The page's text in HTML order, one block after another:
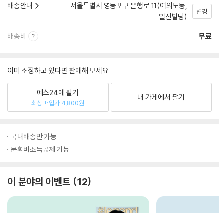
배송안내
서울특별시 영등포구 은행로 11(여의도동,
일신빌딩)
변경
배송비 무료
이미 소장하고 있다면 판매해 보세요.
예스24에 팔기
최상 매입가 4,800원
내 가게에서 팔기
국내배송만 가능
문화비소득공제 가능
이 분야의 이벤트 12